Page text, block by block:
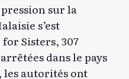
sur la
s’est
Sisters, 307
dans le pays
les autorités ont